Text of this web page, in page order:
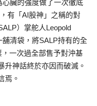
臟的強度做了一次徹底
有「AI股神」之稱的對
）掌舵人Leopold
清袋，將SALP持有的全
一次過全部售予對沖基
升神話終於亦因而破滅。
焉。